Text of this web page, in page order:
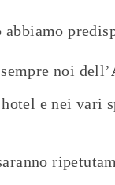
noi dell’
e nei vari